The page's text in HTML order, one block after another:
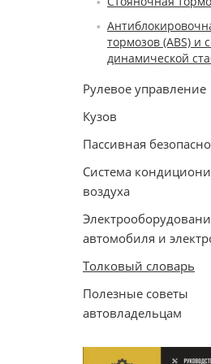
тормозов (ABS) и
динамической
Рулевое управление
Кузов
Пассивная
Система
воздуха
автомобиля и
Толковый словарь
Полезные советы
автовладельцам